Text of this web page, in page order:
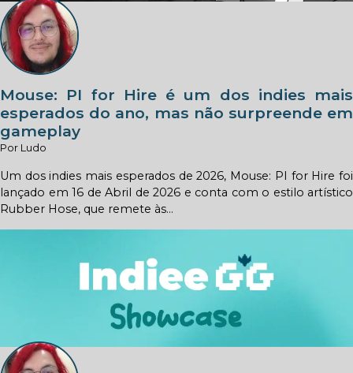
Mouse: PI for Hire é um dos indies mais
esperados do ano, mas não surpreende em
gameplay
Por Ludo
Um dos indies mais esperados de 2026, Mouse: PI for Hire foi
lançado em 16 de Abril de 2026 e conta com o estilo artístico
Rubber Hose, que remete às...